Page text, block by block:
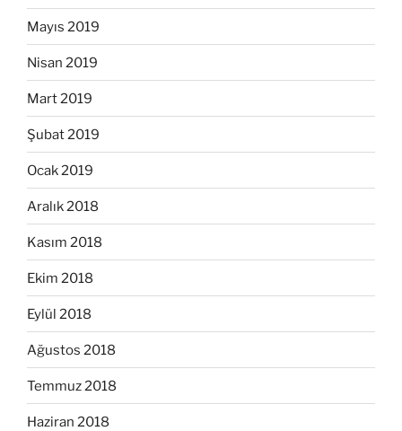
Mayıs 2019
Nisan 2019
Mart 2019
Şubat 2019
Ocak 2019
Aralık 2018
Kasım 2018
Ekim 2018
Eylül 2018
Ağustos 2018
Temmuz 2018
Haziran 2018